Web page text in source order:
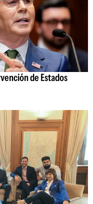
de Estados